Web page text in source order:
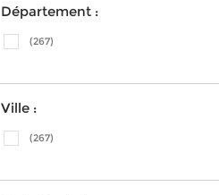
Département :
(267)
Ville :
(267)